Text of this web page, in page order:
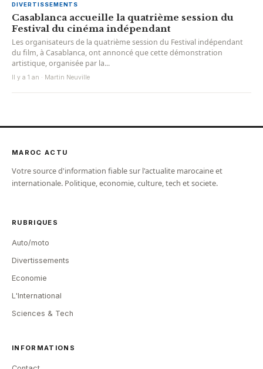
DIVERTISSEMENTS
Casablanca accueille la quatrième session du
Festival du cinéma indépendant
Les organisateurs de la quatrième session du Festival indépendant
du film, à Casablanca, ont annoncé que cette démonstration
artistique, organisée par la...
Il y a 1 an · Martin Neuville
MAROC ACTU
Votre source d'information fiable sur l'actualite marocaine et
internationale. Politique, economie, culture, tech et societe.
RUBRIQUES
Auto/moto
Divertissements
Economie
L'International
Sciences & Tech
INFORMATIONS